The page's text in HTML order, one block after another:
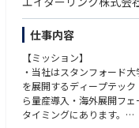
・「物流」という巨大な社
使命感を肌で味わえる環境
・型にはまった営業では
検討提案することができる
・事業フェーズの変化に
関わることができるダイ
・実績次第で早期にリー
します。
仕事内容
【ミッション】
・当社はスタンフォード
を展開するディープテッ
ら量産導入・海外展開フ
タイミングにあります。